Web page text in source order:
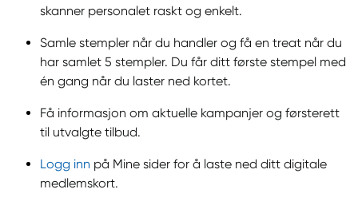
skanner personalet raskt og enkelt.
Samle stempler når du handler og få en treat når du
har samlet 5 stempler. Du får ditt første stempel med
én gang når du laster ned kortet.
Få informasjon om aktuelle kampanjer og førsterett
til utvalgte tilbud.
Logg inn på Mine sider for å laste ned ditt digitale
medlemskort.